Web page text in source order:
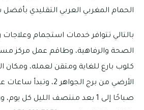
الحمام المغربي العربي التقليدي
بالتالي تتوافر خدمات استجمام
الصحة والرفاهية، وطاقم عمل مركز
كلوب بارع للغاية ومتقن لعمله، ومكان
صباحًا إلى 1 بعد منتصف الليل كل